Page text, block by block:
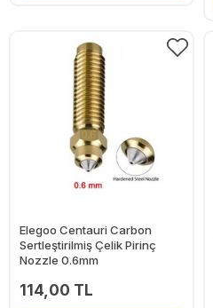
Elegoo Centauri Carbon
Sertleştirilmiş Çelik Pirinç
Nozzle 0.6mm
114,00 TL